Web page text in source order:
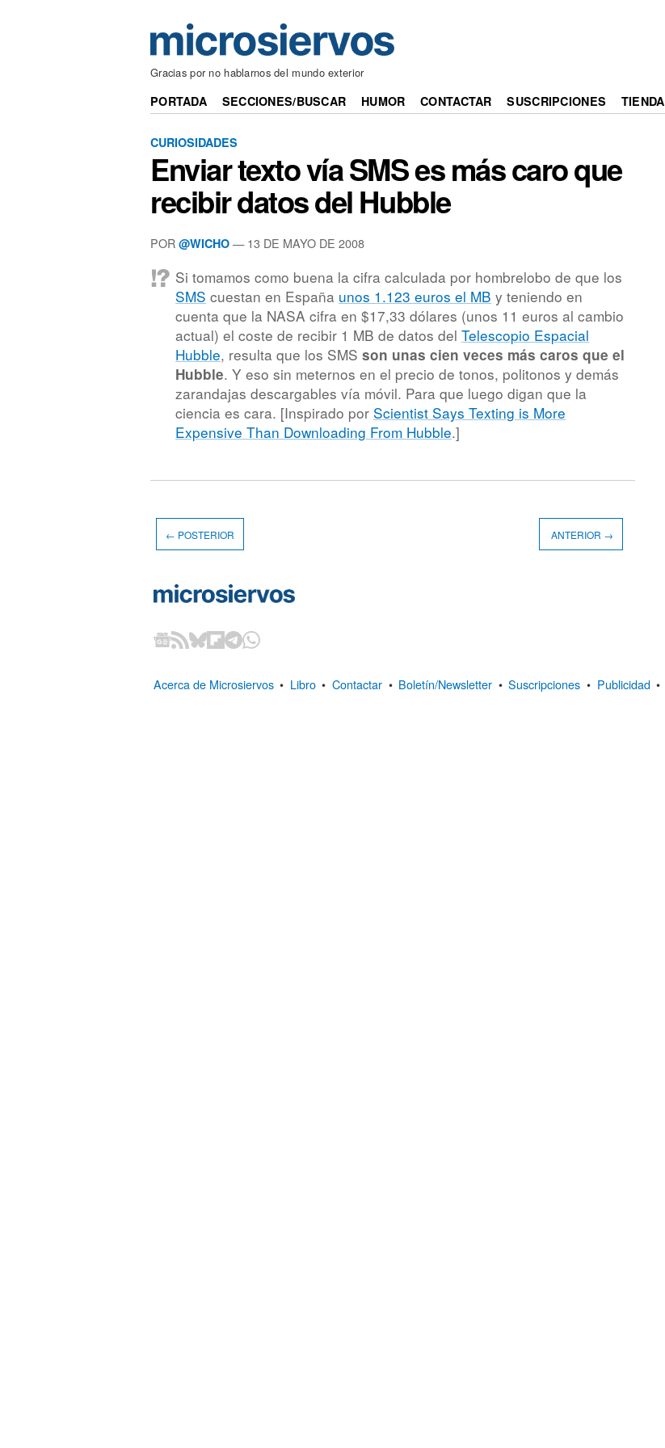
Gracias por no hablarnos del mundo exterior
PORTADA SECCIONES/BUSCAR HUMOR CONTACTAR SUSCRIPCIONES TIENDA
CURIOSIDADES
Enviar texto vía SMS es más caro que
recibir datos del Hubble
POR @WICHO — 13 DE MAYO DE 2008
Si tomamos como buena la cifra calculada por hombrelobo de que los
SMS cuestan en España unos 1.123 euros el MB y teniendo en
cuenta que la NASA cifra en $17,33 dólares (unos 11 euros al cambio
actual) el coste de recibir 1 MB de datos delTelescopio Espacial
Hubble, resulta que los SMSson unas cien veces más caros que el
Hubble. Y eso sin meternos en el precio de tonos, politonos y demás
zarandajas descargables vía móvil. Para que luego digan que la
ciencia es cara. [Inspirado por Scientist Says Texting is More
Expensive Than Downloading From Hubble.]
← POSTERIOR ANTERIOR →
Acerca de Microsiervos • Libro • Contactar • Boletín/Newsletter • Suscripciones • Publicidad •